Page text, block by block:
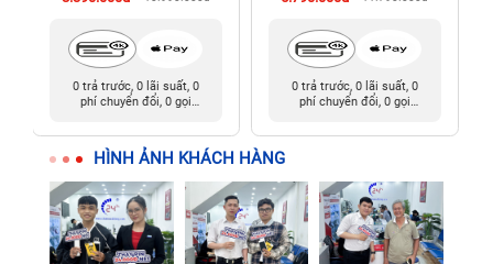
0 trả trước, 0 lãi suất, 0
phí chuyển đổi, 0 gọi
0 trả trước, 0 lãi suất, 0
phí chuyển đổi, 0 gọi
HÌNH ẢNH KHÁCH HÀNG